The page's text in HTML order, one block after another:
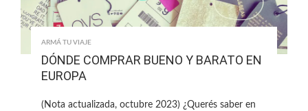
ARMÁ TU VIAJE
DÓNDE COMPRAR BUENO Y BARATO EN
EUROPA
(Nota actualizada, octubre 2023) ¿Querés saber en